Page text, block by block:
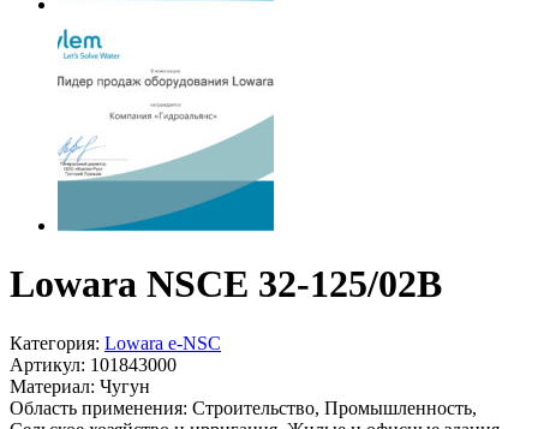
Lowara NSCE 32-125/02B
Категория: Lowara e-NSC
Артикул: 101843000
Материал: Чугун
Область применения: Строительство, Промышленность,